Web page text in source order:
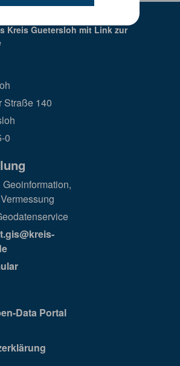
Straße 140
0
Data Portal